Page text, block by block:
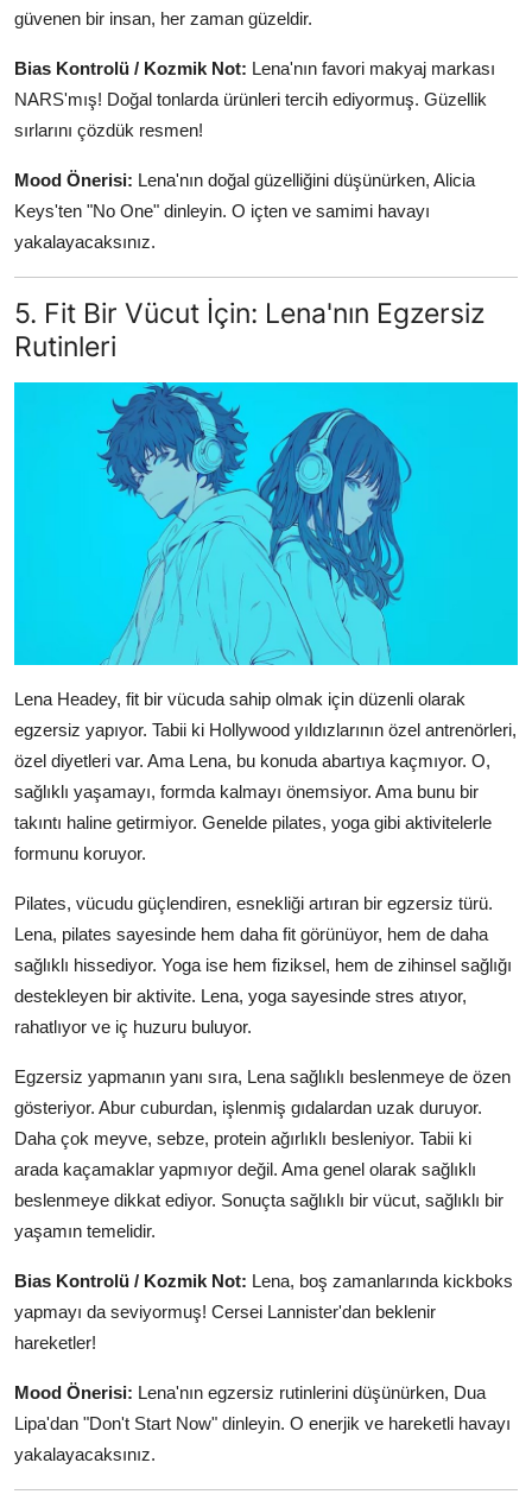
güvenen bir insan, her zaman güzeldir.
Bias Kontrolü / Kozmik Not: Lena'nın favori makyaj markası
NARS'mış! Doğal tonlarda ürünleri tercih ediyormuş. Güzellik
sırlarını çözdük resmen!
Mood Önerisi: Lena'nın doğal güzelliğini düşünürken, Alicia
Keys'ten "No One" dinleyin. O içten ve samimi havayı
yakalayacaksınız.
5. Fit Bir Vücut İçin: Lena'nın Egzersiz
Rutinleri
Lena Headey, fit bir vücuda sahip olmak için düzenli olarak
egzersiz yapıyor. Tabii ki Hollywood yıldızlarının özel antrenörleri,
özel diyetleri var. Ama Lena, bu konuda abartıya kaçmıyor. O,
sağlıklı yaşamayı, formda kalmayı önemsiyor. Ama bunu bir
takıntı haline getirmiyor. Genelde pilates, yoga gibi aktivitelerle
formunu koruyor.
Pilates, vücudu güçlendiren, esnekliği artıran bir egzersiz türü.
Lena, pilates sayesinde hem daha fit görünüyor, hem de daha
sağlıklı hissediyor. Yoga ise hem fiziksel, hem de zihinsel sağlığı
destekleyen bir aktivite. Lena, yoga sayesinde stres atıyor,
rahatlıyor ve iç huzuru buluyor.
Egzersiz yapmanın yanı sıra, Lena sağlıklı beslenmeye de özen
gösteriyor. Abur cuburdan, işlenmiş gıdalardan uzak duruyor.
Daha çok meyve, sebze, protein ağırlıklı besleniyor. Tabii ki
arada kaçamaklar yapmıyor değil. Ama genel olarak sağlıklı
beslenmeye dikkat ediyor. Sonuçta sağlıklı bir vücut, sağlıklı bir
yaşamın temelidir.
Bias Kontrolü / Kozmik Not: Lena, boş zamanlarında kickboks
yapmayı da seviyormuş! Cersei Lannister'dan beklenir
hareketler!
Mood Önerisi: Lena'nın egzersiz rutinlerini düşünürken, Dua
Lipa'dan "Don't Start Now" dinleyin. O enerjik ve hareketli havayı
yakalayacaksınız.